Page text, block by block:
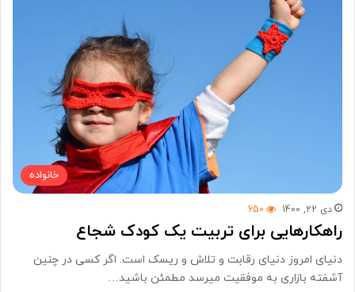
خانواده
دی 22, 1400 650
راهکارهایی برای تربیت یک کودک شجاع
دنیای امروز دنیای رقابت و تلاش و ریسک است. اگر کسی در چنین
آشفته بازاری به موفقیت میرسد مطمئن باشید…